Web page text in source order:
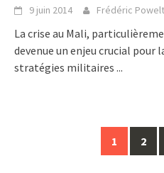
9 juin 2014 Frédéric
La crise au Mali,
devenue un enjeu crucial pour
stratégies militaires ...
1 2